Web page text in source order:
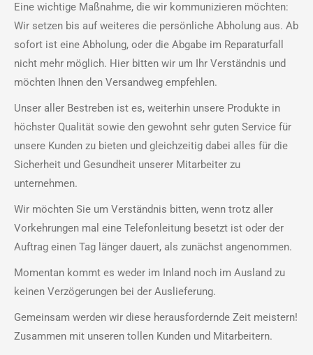
Eine wichtige Maßnahme, die wir kommunizieren möchten:
Wir setzen bis auf weiteres die persönliche Abholung aus. Ab
sofort ist eine Abholung, oder die Abgabe im Reparaturfall
nicht mehr möglich. Hier bitten wir um Ihr Verständnis und
möchten Ihnen den Versandweg empfehlen.
Unser aller Bestreben ist es, weiterhin unsere Produkte in
höchster Qualität sowie den gewohnt sehr guten Service für
unsere Kunden zu bieten und gleichzeitig dabei alles für die
Sicherheit und Gesundheit unserer Mitarbeiter zu
unternehmen.
Wir möchten Sie um Verständnis bitten, wenn trotz aller
Vorkehrungen mal eine Telefonleitung besetzt ist oder der
Auftrag einen Tag länger dauert, als zunächst angenommen.
Momentan kommt es weder im Inland noch im Ausland zu
keinen Verzögerungen bei der Auslieferung.
Gemeinsam werden wir diese herausfordernde Zeit meistern!
Zusammen mit unseren tollen Kunden und Mitarbeitern.